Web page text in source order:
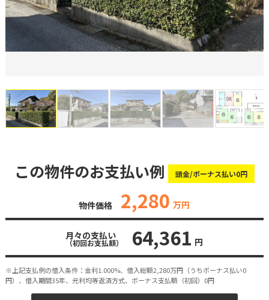
この物件のお支払い例 頭金/ボーナス払い0円
物件価格 2,280 万円
月々の支払い
（初回お支払額） 64,361 円
※上記支払例の借入条件：金利1.000%、借入総額2,280万円（うちボーナス払い0
円）、借入期間35年、元利均等返済方式、ボーナス支払額（初回）0円